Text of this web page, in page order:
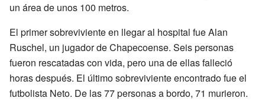
un área de unos 100 metros.
El primer sobreviviente en llegar al hospital fue Alan
Ruschel, un jugador de Chapecoense. Seis personas
fueron rescatadas con vida, pero una de ellas falleció
horas después. El último sobreviviente encontrado fue el
futbolista Neto. De las 77 personas a bordo, 71 murieron.